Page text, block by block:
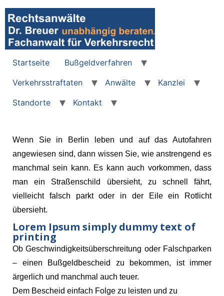
Startseite
Bußgeldverfahren
Verkehrsstraftaten
Anwälte
Kanzlei
Standorte
Kontakt
Wenn Sie in Berlin leben und auf das Autofahren
angewiesen sind, dann wissen Sie, wie anstrengend es
manchmal sein kann. Es kann auch vorkommen, dass
man ein Straßenschild übersieht, zu schnell fährt,
vielleicht falsch parkt oder in der Eile ein Rotlicht
übersieht.
Lorem Ipsum simply dummy text of
printing
Ob Geschwindigkeitsüberschreitung oder Falschparken
– einen Bußgeldbescheid zu bekommen, ist immer
ärgerlich und manchmal auch teuer.
Dem Bescheid einfach Folge zu leisten und zu